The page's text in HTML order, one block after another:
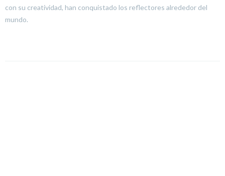
con su creatividad, han conquistado los reflectores alrededor del
mundo.